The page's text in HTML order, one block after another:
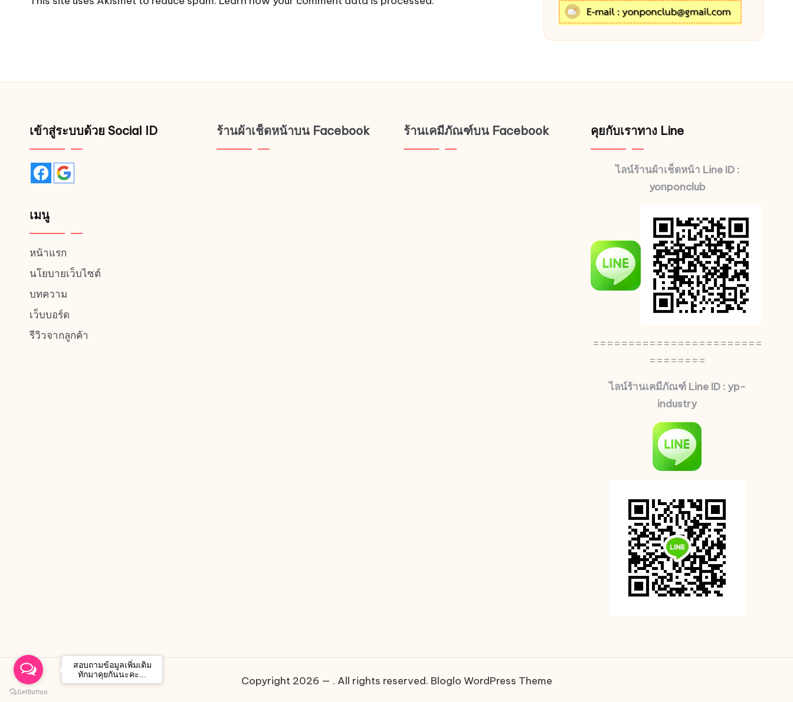
เข้าสู่ระบบด้วย Social ID
เมนู
หน้าแรก
นโยบายเว็บไซต์
บทความ
เว็บบอร์ด
รีวิวจากลูกค้า
ร้านผ้าเช็ดหน้าบน Facebook ร้านเคมีภัณฑ์บน Facebook คุยกับเราทาง Line
ไลน์ร้านผ้าเช็ดหน้า Line ID :
yonponclub
========================
========
ไลน์ร้านเคมีภัณฑ์ Line ID : yp-
industry
Copyright 2026 — . All rights reserved. Bloglo WordPress Theme
สอบถามข้อมูลเพิ่มเติม
ทักมาคุยกันนะคะ...